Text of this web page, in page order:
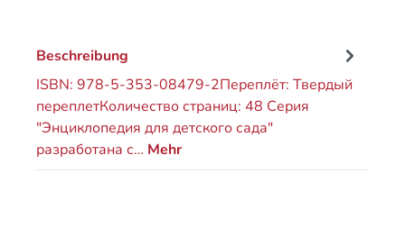
Beschreibung
ISBN: 978-5-353-08479-2Переплёт: Твердый
переплетКоличество страниц: 48 Серия
"Энциклопедия для детского сада"
разработана с… Mehr